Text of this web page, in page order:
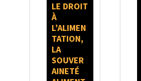
LE DROIT
À
L’ALIMEN
TATION,
LA
SOUVER
AINETÉ